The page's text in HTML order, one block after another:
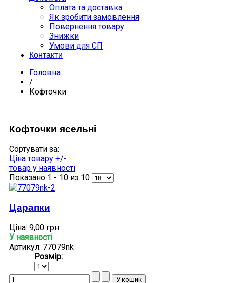
Оплата та доставка
Як зробити замовлення
Повернення товару
Знижки
Умови для СП
Контакти
Головна
/
Кофточки
Кофточки ясельні
Сортувати за:
Ціна товару +/-
товар у наявності
Показано 1 - 10 из 10
Царапки
Ціна: 9,00 грн
У наявності
Артикул: 77079nk
Розмір: